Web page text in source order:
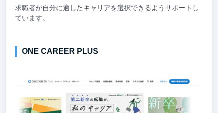
求職者が自分に適したキャリアを選択できるようサポートし
ています。
ONE CAREER PLUS